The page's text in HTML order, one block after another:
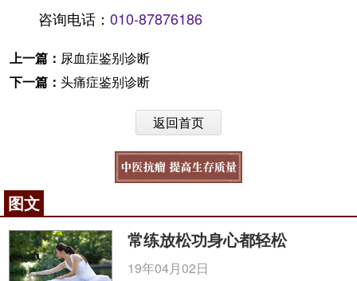
咨询电话： 010-87876186
上一篇： 尿血症鉴别诊断
下一篇： 头痛症鉴别诊断
返回首页
图文
常练放松功身心都轻松
19年04月02日